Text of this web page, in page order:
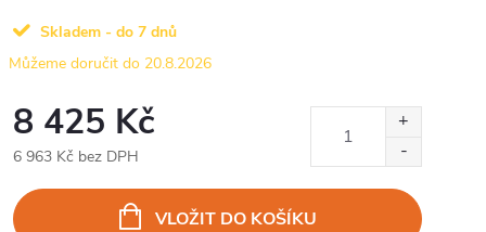
Skladem - do 7 dnů
20.8.2026
8 425 Kč
6 963 Kč bez DPH
cena:
VLOŽIT DO KOŠÍKU